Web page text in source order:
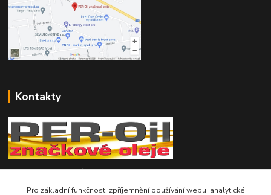
Kontakty
Telefon pro technické dotazy: 775 113 255
Pro základní funkčnost, zpříjemnění používání webu, analytické